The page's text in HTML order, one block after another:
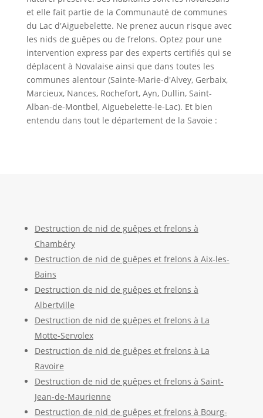
et elle fait partie de la Communauté de communes
du Lac d'Aiguebelette. Ne prenez aucun risque avec
les nids de guêpes ou de frelons. Optez pour une
intervention express par des experts certifiés qui se
déplacent à Novalaise ainsi que dans toutes les
communes alentour (Sainte-Marie-d'Alvey, Gerbaix,
Marcieux, Nances, Rochefort, Ayn, Dullin, Saint-
Alban-de-Montbel, Aiguebelette-le-Lac). Et bien
entendu dans tout le département de la Savoie :
Destruction de nid de guêpes et frelons à
Chambéry
Destruction de nid de guêpes et frelons à Aix-les-
Bains
Destruction de nid de guêpes et frelons à
Albertville
Destruction de nid de guêpes et frelons à La
Motte-Servolex
Destruction de nid de guêpes et frelons à La
Ravoire
Destruction de nid de guêpes et frelons à Saint-
Jean-de-Maurienne
Destruction de nid de guêpes et frelons à Bourg-